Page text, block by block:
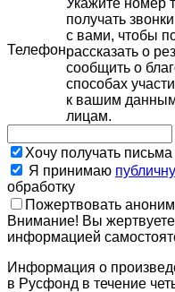
Телефон
получать
с вами, чтобы
рассказать о
сообщить о
способах
к вашим
лицам.
Хочу получать
Я принимаю
обработку
Пожертвовать
Внимание! Вы
информацией
Информация о
в Русфонд в течение